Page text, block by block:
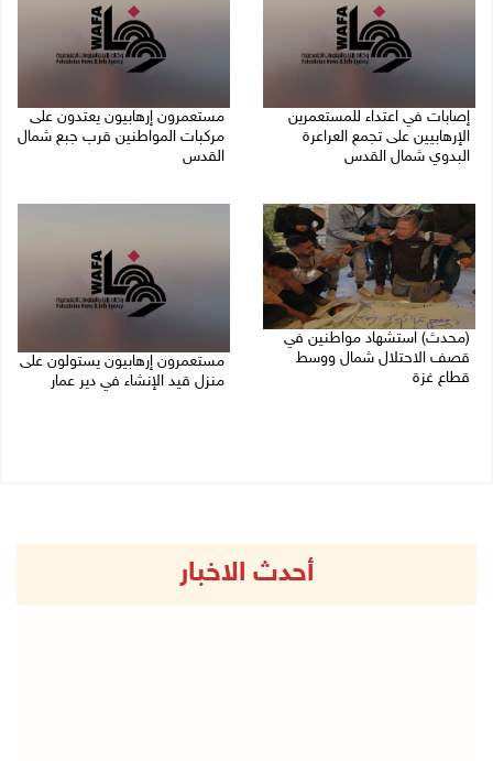
إصابات في اعتداء للمستعمرين
الإرهابيين على تجمع العراعرة
البدوي شمال القدس
مستعمرون إرهابيون يعتدون على
مركبات المواطنين قرب جبع شمال
القدس
(محدث) استشهاد مواطنين في
قصف الاحتلال شمال ووسط
قطاع غزة
مستعمرون إرهابيون يستولون على
منزل قيد الإنشاء في دير عمار
أحدث الاخبار